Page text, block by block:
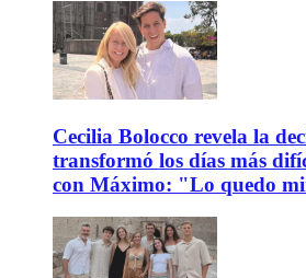
Cecilia Bolocco revela la
transformó los días más
con Máximo: "Lo quedo